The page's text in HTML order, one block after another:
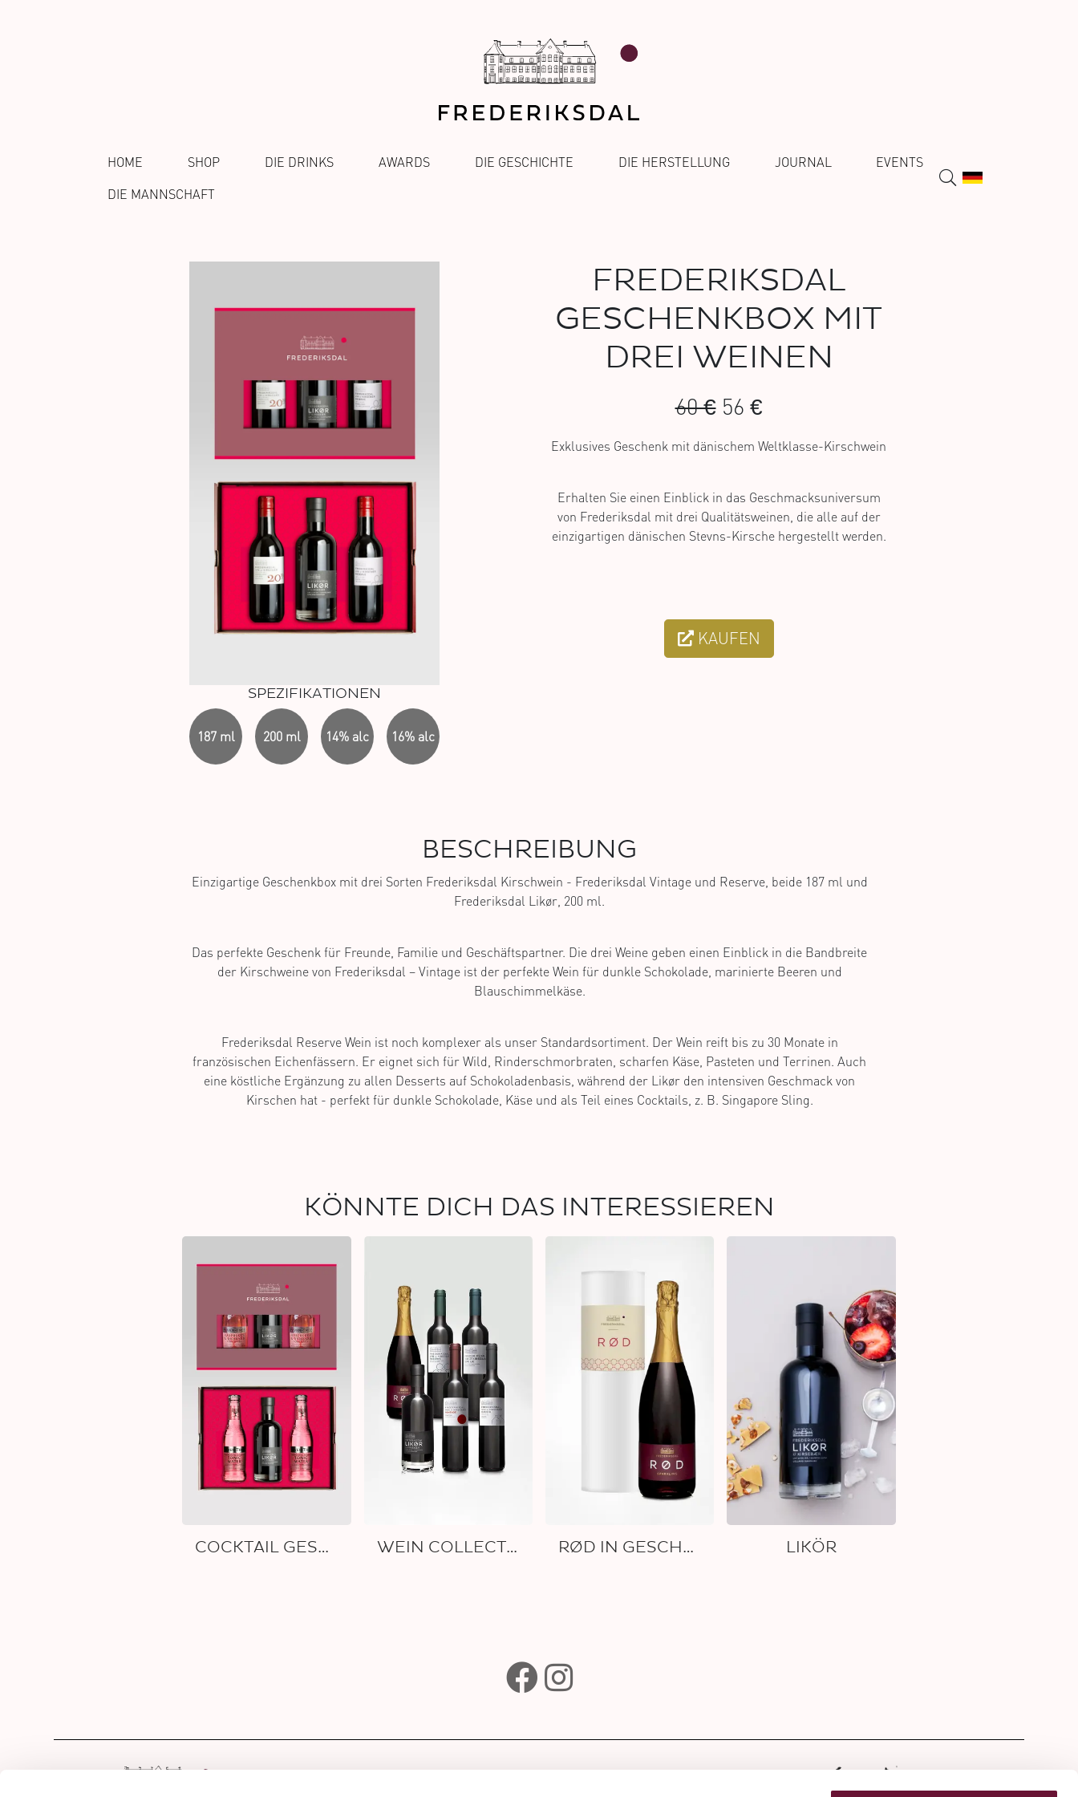
HOME SHOP DIE DRINKS AWARDS DIE GESCHICHTE DIE HERSTELLUNG JOURNAL
EVENTS
DIE MANNSCHAFT
SPEZIFIKATIONEN
187 ml 200 ml 14% alc 16% alc
FREDERIKSDAL
GESCHENKBOX MIT
DREI WEINEN
60 € 56 €
Exklusives Geschenk mit dänischem Weltklasse-Kirschwein
Erhalten Sie einen Einblick in das Geschmacksuniversum
von Frederiksdal mit drei Qualitätsweinen, die alle auf der
einzigartigen dänischen Stevns-Kirsche hergestellt werden.
KAUFEN
BESCHREIBUNG
Einzigartige Geschenkbox mit drei Sorten Frederiksdal Kirschwein - Frederiksdal Vintage und Reserve, beide 187 ml und
Frederiksdal Likør, 200 ml.
Das perfekte Geschenk für Freunde, Familie und Geschäftspartner. Die drei Weine geben einen Einblick in die Bandbreite
der Kirschweine von Frederiksdal – Vintage ist der perfekte Wein für dunkle Schokolade, marinierte Beeren und
Blauschimmelkäse.
Frederiksdal Reserve Wein ist noch komplexer als unser Standardsortiment. Der Wein reift bis zu 30 Monate in
französischen Eichenfässern. Er eignet sich für Wild, Rinderschmorbraten, scharfen Käse, Pasteten und Terrinen. Auch
eine köstliche Ergänzung zu allen Desserts auf Schokoladenbasis, während der Likør den intensiven Geschmack von
Kirschen hat - perfekt für dunkle Schokolade, Käse und als Teil eines Cocktails, z. B. Singapore Sling.
KÖNNTE DICH DAS INTERESSIEREN
COCKTAIL GESCHENKBOX WEIN COLLECTION RØD IN GESCHENKRÖHRE LIKÖR